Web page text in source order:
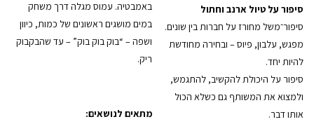
סיפור על טיול ארנב וחתול
סיפור־משל מחורז על חברות בין שונים.
מפגש, עלבון, פיוס – ובחירה מחודשת
להיות יחד.
סיפור על היכולת להקשיב, להתגמש,
ולמצוא את המשותף גם כשלא הכול
אותו דבר.
באמבטיה. עמוס מגלה דרך משחק
במים מושגים ראשונים של כמות, כיוון
ושפה – “בוק בוק בוק” – עד שהבקבוק
ריק.
מתאים לנושאים: